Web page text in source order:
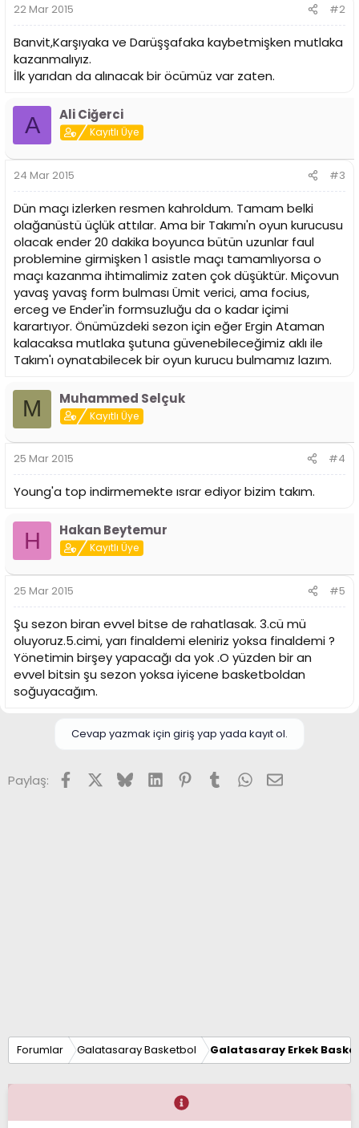
22 Mar 2015 #2
Banvit,Karşıyaka ve Darüşşafaka kaybetmişken mutlaka
kazanmalıyız.
İlk yarıdan da alınacak bir öcümüz var zaten.
A Ali Ciğerci
Kayıtlı Üye
24 Mar 2015 #3
Dün maçı izlerken resmen kahroldum. Tamam belki
olağanüstü üçlük attılar. Ama bir Takımı'n oyun kurucusu
olacak ender 20 dakika boyunca bütün uzunlar faul
problemine girmişken 1 asistle maçı tamamlıyorsa o
maçı kazanma ihtimalimiz zaten çok düşüktür. Miçovun
yavaş yavaş form bulması Ümit verici, ama focius,
erceg ve Ender'in formsuzluğu da o kadar içimi
karartıyor. Önümüzdeki sezon için eğer Ergin Ataman
kalacaksa mutlaka şutuna güvenebileceğimiz aklı ile
Takım'ı oynatabilecek bir oyun kurucu bulmamız lazım.
M Muhammed Selçuk
Kayıtlı Üye
25 Mar 2015 #4
Young'a top indirmemekte ısrar ediyor bizim takım.
H Hakan Beytemur
Kayıtlı Üye
25 Mar 2015 #5
Şu sezon biran evvel bitse de rahatlasak. 3.cü mü
oluyoruz.5.cimi, yarı finaldemi eleniriz yoksa finaldemi ?
Yönetimin birşey yapacağı da yok .O yüzden bir an
evvel bitsin şu sezon yoksa iyicene basketboldan
soğuyacağım.
Cevap yazmak için giriş yap yada kayıt ol.
Paylaş: FacebookX (Twitter)
BlueskyLinkedInPinterest
TumblrWhatsApp
E-posta
Forumlar Galatasaray Basketbol Galatasaray Erkek